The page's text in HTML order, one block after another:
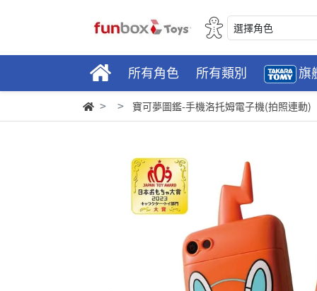
選擇角色
所有角色 所有類別 旗
寶可夢圖鑑-手機洛托姆電子機(拍照連動)